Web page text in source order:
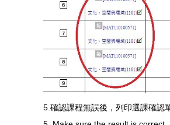
5.確認課程無誤後，列印選課確認單